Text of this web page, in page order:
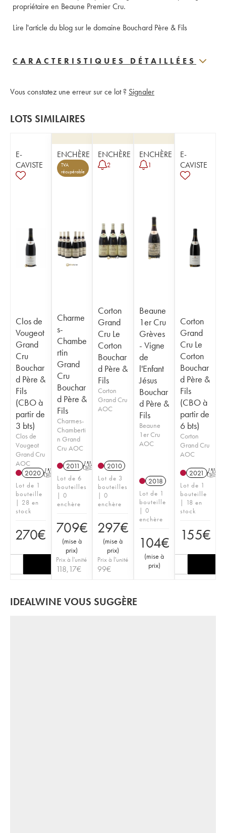
propriétaire en Beaune Premier Cru.
Lire l'article du blog sur le domaine Bouchard Père & Fils
CARACTERISTIQUES DÉTAILLÉES
Vous constatez une erreur sur ce lot ? Signaler
LOTS SIMILAIRES
E-
CAVISTE
Clos de
Vougeot
Grand
Cru
Bouchar
d Père &
Fils
(CBO à
partir de
3 bts)
Clos de
Vougeot
Grand Cru
AOC
2020 T
Lot de 1
bouteille
| 28 en
stock
270€
ENCHÈRE
TVA
récupérable
Charme
s-
Chambe
rtin
Grand
Cru
Bouchar
d Père &
Fils
Charmes-
Chamberti
n Grand
Cru AOC
2011 T
Lot de 6
bouteilles
| 0
enchère
709€
(mise à
prix)
Prix à l'unité
118,17€
ENCHÈRE
2
Corton
Grand
Cru Le
Corton
Bouchar
d Père &
Fils
Corton
Grand Cru
AOC
2010
Lot de 3
bouteilles
| 0
enchère
297€
(mise à
prix)
Prix à l'unité
99€
ENCHÈRE
1
Beaune
1er Cru
Grèves
- Vigne
de
l'Enfant
Jésus
Bouchar
d Père &
Fils
Beaune
1er Cru
AOC
2018
Lot de 1
bouteille
| 0
enchère
104€
(mise à
prix)
E-
CAVISTE
Corton
Grand
Cru Le
Corton
Bouchar
d Père &
Fils
(CBO à
partir de
6 bts)
Corton
Grand Cru
AOC
2021 T
Lot de 1
bouteille
| 18 en
stock
155€
IDEALWINE VOUS SUGGÈRE